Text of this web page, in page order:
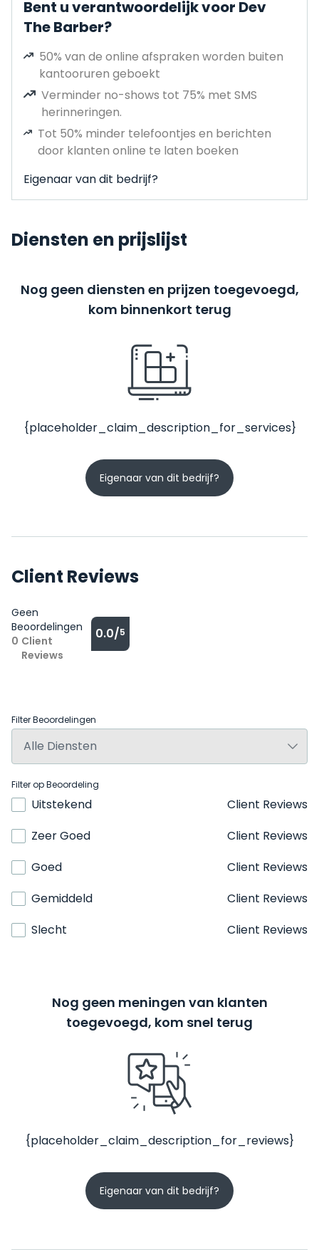
Bent u verantwoordelijk voor Dev
The Barber?
50% van de online afspraken worden buiten
kantooruren geboekt
Verminder no-shows tot 75% met SMS
herinneringen.
Tot 50% minder telefoontjes en berichten
door klanten online te laten boeken
Eigenaar van dit bedrijf?
Diensten en prijslijst
Nog geen diensten en prijzen toegevoegd,
kom binnenkort terug
{placeholder_claim_description_for_services}
Eigenaar van dit bedrijf?
Client Reviews
Geen
Beoordelingen
0 Client
Reviews
0.0/5
Filter Beoordelingen
Filter op Beoordeling
Uitstekend
Client Reviews
Zeer Goed
Client Reviews
Goed
Client Reviews
Gemiddeld
Client Reviews
Slecht
Client Reviews
Nog geen meningen van klanten
toegevoegd, kom snel terug
{placeholder_claim_description_for_reviews}
Eigenaar van dit bedrijf?